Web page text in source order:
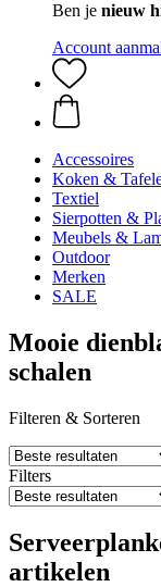
Ben je nieuw
Account
Accessoires
Koken &
Textiel
Sierpotten &
Meubels &
Outdoor
Merken
SALE
Mooie
schalen
Filteren & Sorteren
Filters
artikelen